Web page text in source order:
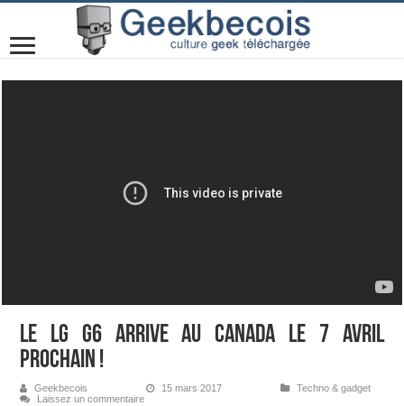
Le LG G6 arrive au Canada le 7 avril
prochain !
Geekbecois 15 mars 2017
Techno & gadget
Laissez un commentaire